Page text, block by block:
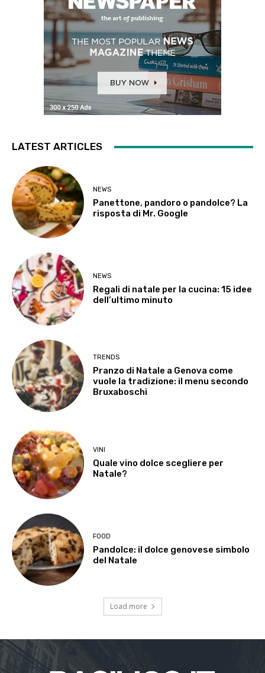
LATEST ARTICLES
NEWS
Panettone, pandoro o pandolce? La
risposta di Mr. Google
NEWS
Regali di natale per la cucina: 15 idee
dell’ultimo minuto
TRENDS
Pranzo di Natale a Genova come
vuole la tradizione: il menu secondo
Bruxaboschi
VINI
Quale vino dolce scegliere per
Natale?
FOOD
Pandolce: il dolce genovese simbolo
del Natale
Load more